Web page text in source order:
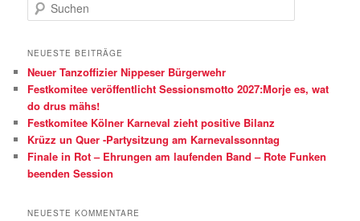
u
h
n
NEUESTE BEITRÄGE
Neuer Tanzoffizier Nippeser Bürgerwehr
Festkomitee veröffentlicht Sessionsmotto 2027:Morje es, wat
do drus mähs!
Festkomitee Kölner Karneval zieht positive Bilanz
Krüzz un Quer -Partysitzung am Karnevalssonntag
Finale in Rot – Ehrungen am laufenden Band – Rote Funken
beenden Session
NEUESTE KOMMENTARE